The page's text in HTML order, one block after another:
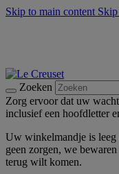
Skip to main content
Zoeken
Zorg ervoor dat uw
inclusief een hoofdletter
Uw winkelmandje is leeg
geen zorgen, we
terug wilt komen.